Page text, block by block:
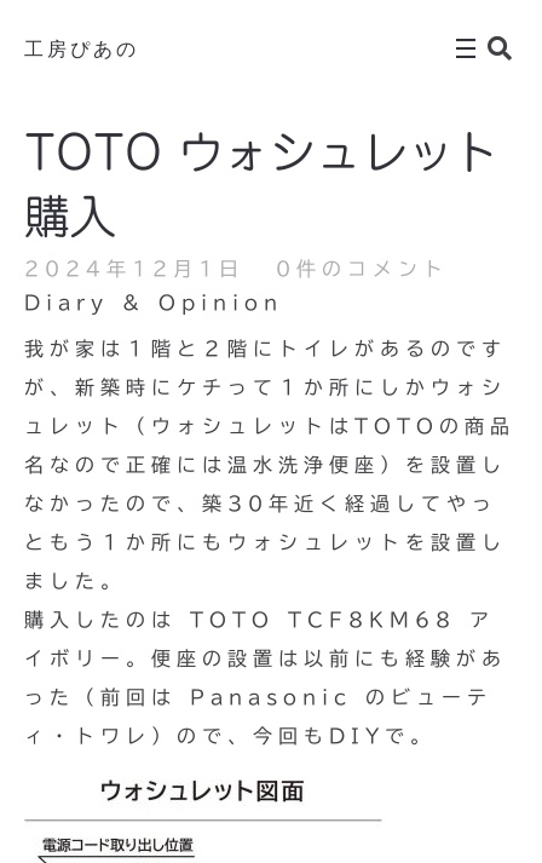
工房ぴあの
TOTO ウォシュレット
購入
2024年12月1日
0件のコメント
Diary & Opinion
我が家は１階と２階にトイレがあるのです
が、新築時にケチって１か所にしかウォシ
ュレット（ウォシュレットはTOTOの商品
名なので正確には温水洗浄便座）を設置し
なかったので、築30年近く経過してやっ
ともう１か所にもウォシュレットを設置し
ました。
購入したのは TOTO TCF8KM68 ア
イボリー。便座の設置は以前にも経験があ
った（前回は Panasonic のビューテ
ィ・トワレ）ので、今回もDIYで。